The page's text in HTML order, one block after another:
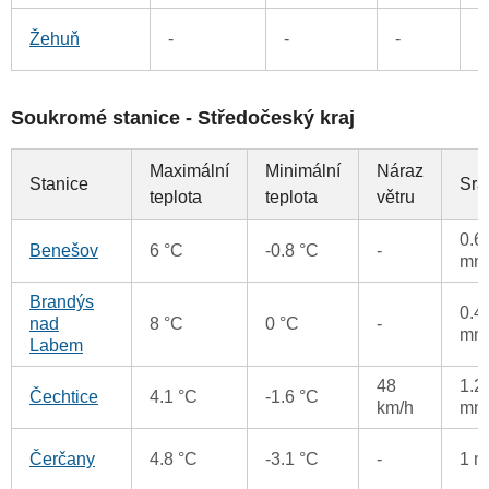
Žehuň - - -
Soukromé stanice - Středočeský kraj
Stanice
Maximální
teplota
Minimální
teplota
Náraz
větru
Benešov 6 °C -0.8 °C -
0.6
mm
Brandýs
nad
Labem
8 °C 0 °C -
0.4
mm
Čechtice 4.1 °C -1.6 °C
48
km/h
1.2
mm
Čerčany 4.8 °C -3.1 °C - 1